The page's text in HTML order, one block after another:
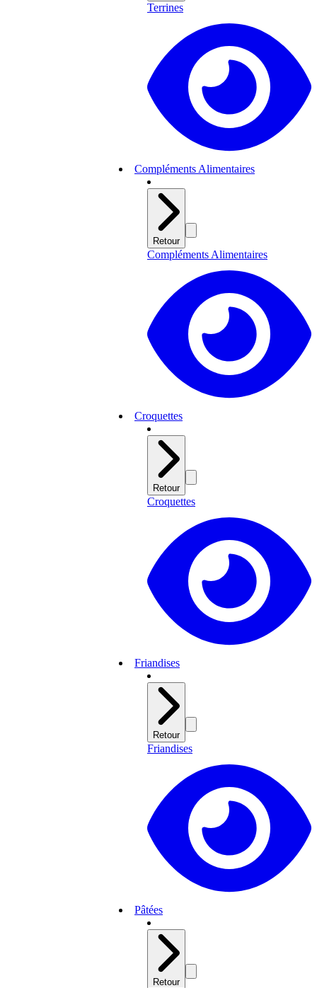
Terrines
Compléments Alimentaires
Retour
Compléments Alimentaires
Croquettes
Retour
Croquettes
Friandises
Retour
Friandises
Pâtées
Retour